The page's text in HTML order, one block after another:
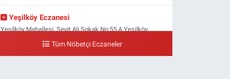
Yeşilköy Eczanesi
Yeşilköy Mahallesi, Seyit Ali Sokak No:55 A Yeşilköy
Tüm Nöbetçi Eczaneler